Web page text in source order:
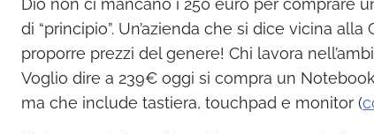
Dio non ci mancano i 250 euro per comprare
di “principio”. Un’azienda che si dice vicina
proporre prezzi del genere! Chi lavora
Voglio dire a 239€ oggi si compra un
ma che include tastiera, touchpad e monitor (